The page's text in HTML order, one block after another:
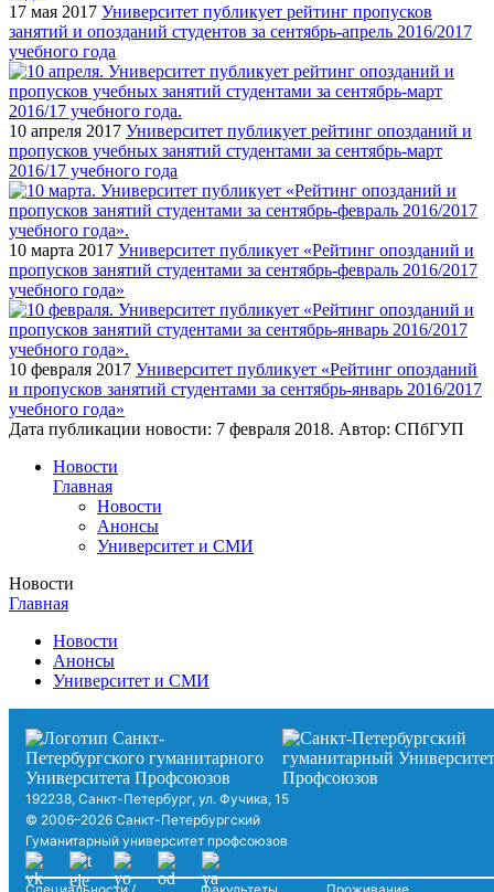
17 мая 2017 Университет публикует рейтинг пропусков
занятий и опозданий студентов за сентябрь-апрель 2016/2017
учебного года
10 апреля 2017 Университет публикует рейтинг опозданий и
пропусков учебных занятий студентами за сентябрь-март
2016/17 учебного года
10 марта 2017 Университет публикует «Рейтинг опозданий и
пропусков занятий студентами за сентябрь-февраль 2016/2017
учебного года»
10 февраля 2017 Университет публикует «Рейтинг опозданий
и пропусков занятий студентами за сентябрь-январь 2016/2017
учебного года»
Дата публикации новости: 7 февраля 2018. Автор: СПбГУП
Новости
Главная
Новости
Анонсы
Университет и СМИ
Новости
Главная
Новости
Анонсы
Университет и СМИ
192238, Санкт-Петербург, ул. Фучика, 15
© 2006–2026 Санкт-Петербургский
Гуманитарный университет профсоюзов